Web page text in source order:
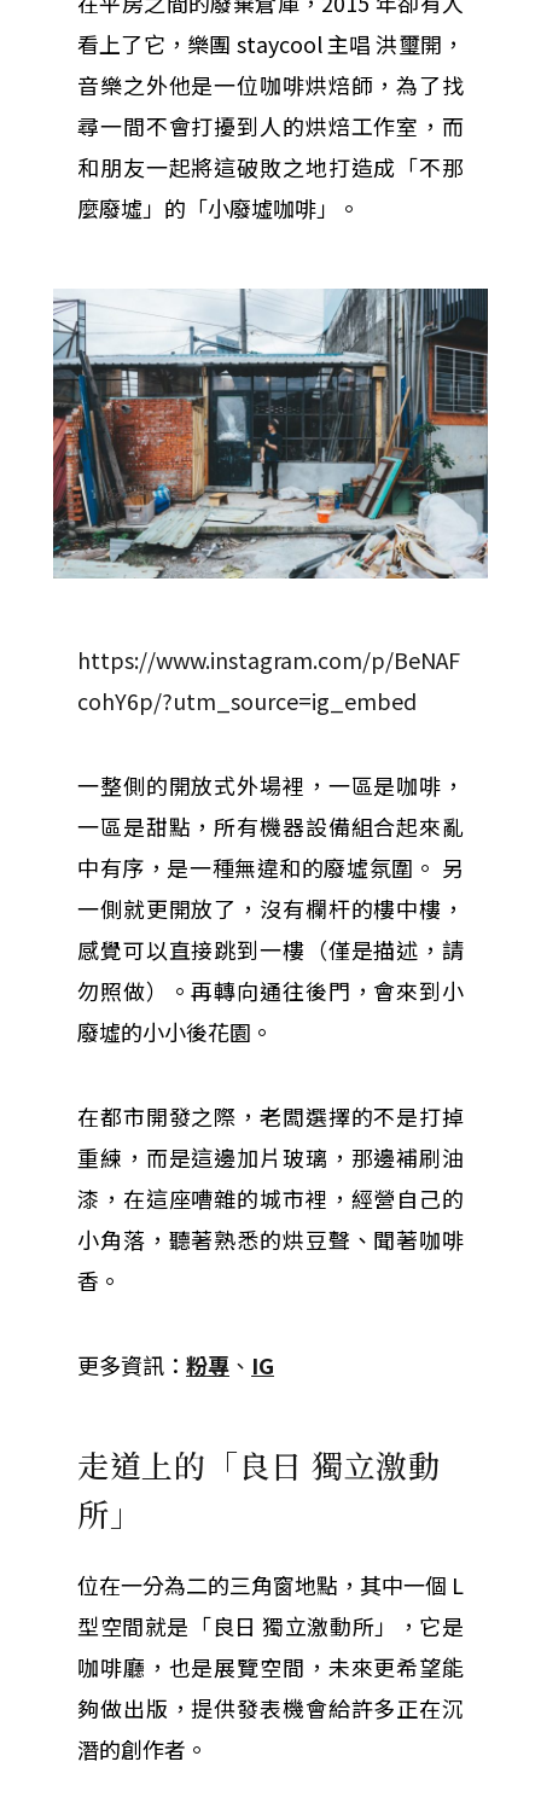
看上了它，樂團 staycool 主唱 洪璽開，
音樂之外他是一位咖啡烘焙師，為了找
尋一間不會打擾到人的烘焙工作室，而
和朋友一起將這破敗之地打造成「不那
麼廢墟」的「小廢墟咖啡」。
https://www.instagram.com/p/BeNAF
cohY6p/?utm_source=ig_embed
一整側的開放式外場裡，一區是咖啡，
一區是甜點，所有機器設備組合起來亂
中有序，是一種無違和的廢墟氛圍。 另
一側就更開放了，沒有欄杆的樓中樓，
感覺可以直接跳到一樓（僅是描述，請
勿照做）。再轉向通往後門，會來到小
廢墟的小小後花園。
在都市開發之際，老闆選擇的不是打掉
重練，而是這邊加片玻璃，那邊補刷油
漆，在這座嘈雜的城市裡，經營自己的
小角落，聽著熟悉的烘豆聲、聞著咖啡
香。
更多資訊 ： 粉專 、 IG
走道上的「良日 獨立激動
所」
位在一分為二的三角窗地點，其中一個 L
型空間就是「良日 獨立激動所」，它是
咖啡廳，也是展覽空間，未來更希望能
夠做出版，提供發表機會給許多正在沉
潛的創作者。